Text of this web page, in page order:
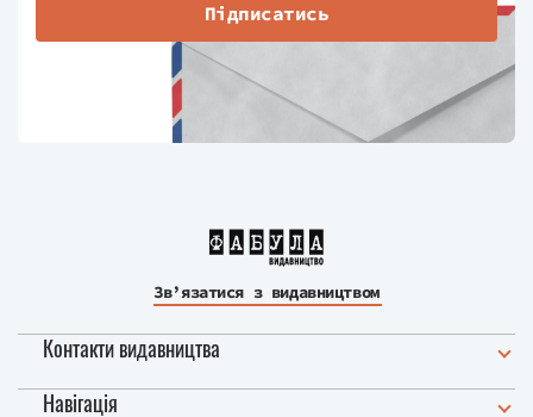
Підписатись
Зв’язатися з видавництвом
Контакти видавництва
Навігація